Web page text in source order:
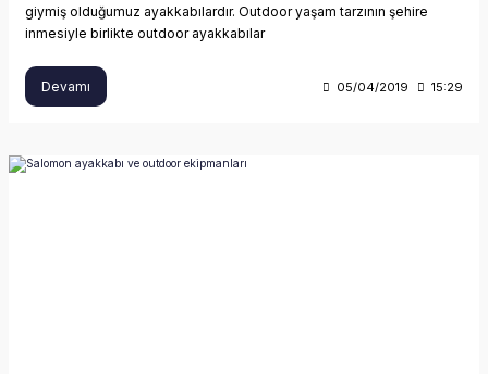
giymiş olduğumuz ayakkabılardır. Outdoor yaşam tarzının şehire
inmesiyle birlikte outdoor ayakkabılar
Devamı 05/04/2019 15:29